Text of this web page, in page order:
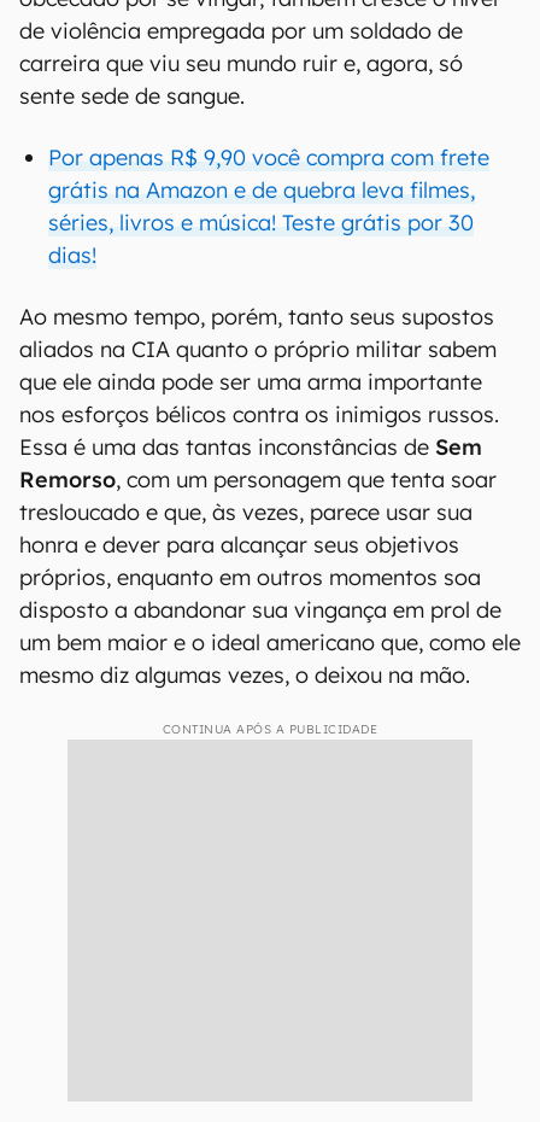
de violência empregada por um soldado de
carreira que viu seu mundo ruir e, agora, só
sente sede de sangue.
Por apenas R$ 9,90 você compra com frete
grátis na Amazon e de quebra leva filmes,
séries, livros e música! Teste grátis por 30
dias!
Ao mesmo tempo, porém, tanto seus supostos
aliados na CIA quanto o próprio militar sabem
que ele ainda pode ser uma arma importante
nos esforços bélicos contra os inimigos russos.
Essa é uma das tantas inconstâncias de Sem
Remorso, com um personagem que tenta soar
tresloucado e que, às vezes, parece usar sua
honra e dever para alcançar seus objetivos
próprios, enquanto em outros momentos soa
disposto a abandonar sua vingança em prol de
um bem maior e o ideal americano que, como ele
mesmo diz algumas vezes, o deixou na mão.
CONTINUA APÓS A PUBLICIDADE